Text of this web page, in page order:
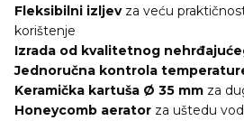
Fleksibilni izljevza veću
korištenje
Izrada od kvalitetnog
Jednoručna kontrola
Keramička kartuša Ø 35 mm za
Honeycomb aerator za uštedu